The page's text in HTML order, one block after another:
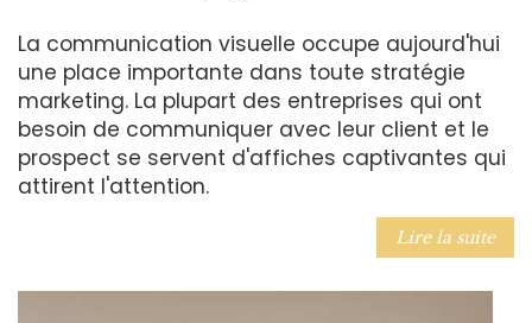
La communication visuelle occupe aujourd'hui
une place importante dans toute stratégie
marketing. La plupart des entreprises qui ont
besoin de communiquer avec leur client et le
prospect se servent d'affiches captivantes qui
attirent l'attention.
Lire la suite